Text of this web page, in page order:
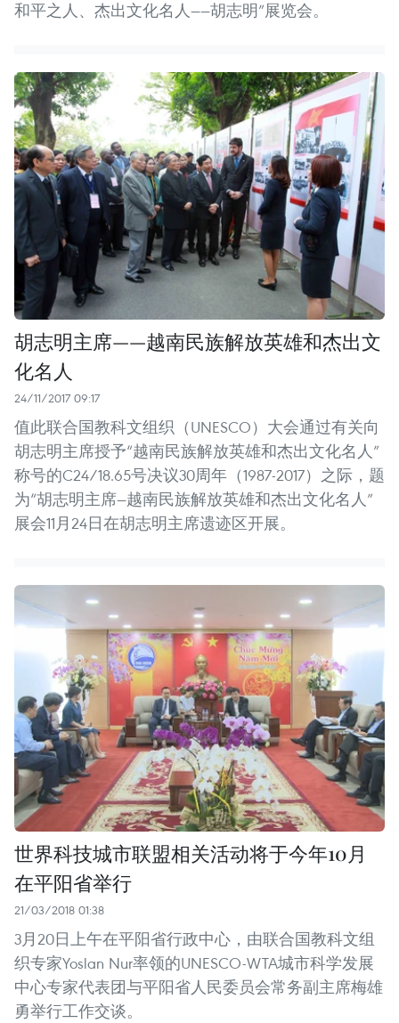
和平之人、杰出文化名人——胡志明”展览会。
胡志明主席——越南民族解放英雄和杰出文
化名人
24/11/2017 09:17
值此联合国教科文组织（UNESCO）大会通过有关向
胡志明主席授予“越南民族解放英雄和杰出文化名人”
称号的C24/18.65号决议30周年（1987-2017）之际，题
为“胡志明主席—越南民族解放英雄和杰出文化名人”
展会11月24日在胡志明主席遗迹区开展。
世界科技城市联盟相关活动将于今年10月
在平阳省举行
21/03/2018 01:38
3月20日上午在平阳省行政中心，由联合国教科文组
织专家Yoslan Nur率领的UNESCO-WTA城市科学发展
中心专家代表团与平阳省人民委员会常务副主席梅雄
勇举行工作交谈。